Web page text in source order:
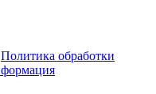
Политика обработки